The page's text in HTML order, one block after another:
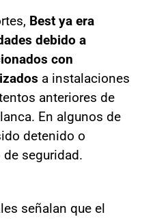
Best ya era
debido a
con
a instalaciones
anteriores de
En algunos de
detenido o
seguridad.
señalan que el